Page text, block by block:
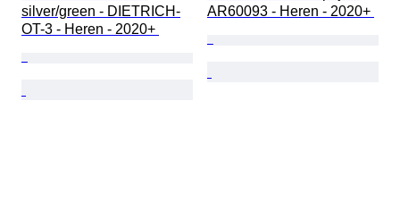
silver/green - DIETRICH-
OT-3 - Heren - 2020+
AR60093 - Heren - 2020+